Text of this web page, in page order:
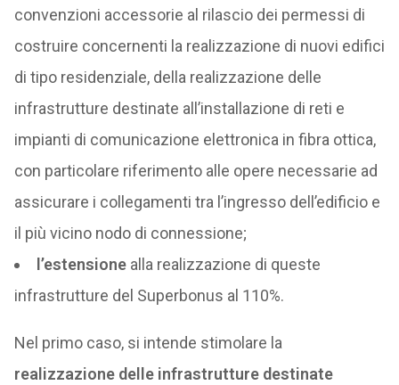
convenzioni accessorie al rilascio dei permessi di
costruire concernenti la realizzazione di nuovi edifici
di tipo residenziale, della realizzazione delle
infrastrutture destinate all’installazione di reti e
impianti di comunicazione elettronica in fibra ottica,
con particolare riferimento alle opere necessarie ad
assicurare i collegamenti tra l’ingresso dell’edificio e
il più vicino nodo di connessione;
l’estensionealla realizzazione di queste
infrastrutture del Superbonus al 110%.
Nel primo caso, si intende stimolare la
realizzazione delle infrastrutture destinate